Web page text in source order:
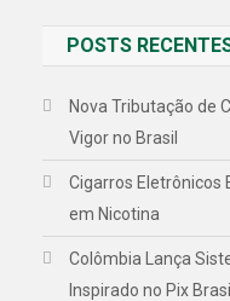
POSTS
Nova Tributação de
Vigor no Brasil
Cigarros Eletrônicos
em Nicotina
Colômbia Lança
Inspirado no Pix